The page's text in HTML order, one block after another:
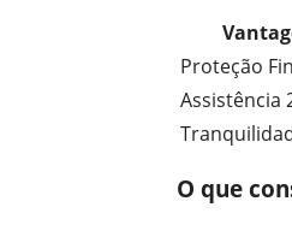
Proteção
Assistência
O que